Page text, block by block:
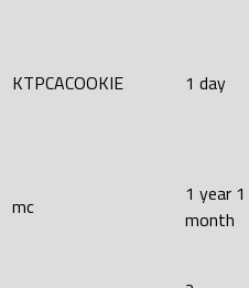
KTPCACOOKIE 1 day
mc
1 year 1
month